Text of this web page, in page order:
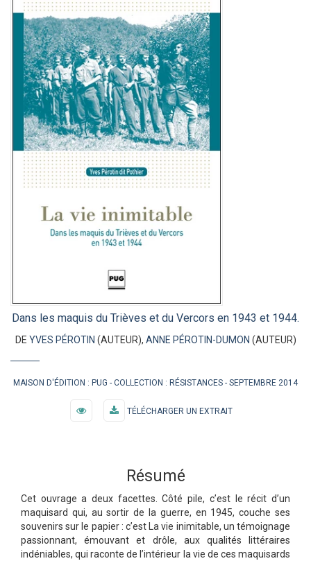
Dans les maquis du Trièves et du Vercors en 1943 et 1944.
DE YVES PÉROTIN (AUTEUR), ANNE PÉROTIN-DUMON (AUTEUR)
MAISON D'ÉDITION : PUG COLLECTION : RÉSISTANCES SEPTEMBRE 2014
TÉLÉCHARGER UN EXTRAIT
Résumé
Cet ouvrage a deux facettes. Côté pile, c’est le récit d’un
maquisard qui, au sortir de la guerre, en 1945, couche ses
souvenirs sur le papier : c’est La vie inimitable, un témoignage
passionnant, émouvant et drôle, aux qualités littéraires
indéniables, qui raconte de l’intérieur la vie de ces maquisards